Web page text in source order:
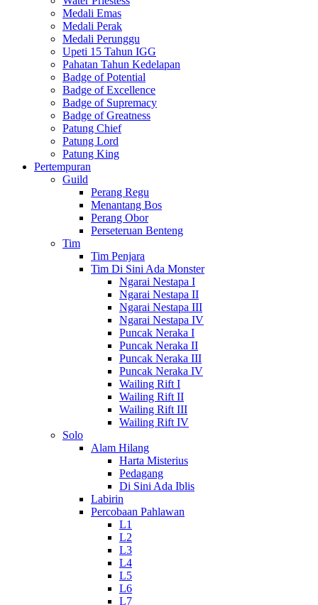
Medali Emas
Medali Perak
Medali Perunggu
Upeti 15 Tahun IGG
Pahatan Tahun Kedelapan
Badge of Potential
Badge of Excellence
Badge of Supremacy
Badge of Greatness
Patung Chief
Patung Lord
Patung King
Pertempuran
Guild
Perang Regu
Menantang Bos
Perang Obor
Perseteruan Benteng
Tim
Tim Penjara
Tim Di Sini Ada Monster
Ngarai Nestapa I
Ngarai Nestapa II
Ngarai Nestapa III
Ngarai Nestapa IV
Puncak Neraka I
Puncak Neraka II
Puncak Neraka III
Puncak Neraka IV
Wailing Rift I
Wailing Rift II
Wailing Rift III
Wailing Rift IV
Solo
Alam Hilang
Harta Misterius
Pedagang
Di Sini Ada Iblis
Labirin
Percobaan Pahlawan
L1
L2
L3
L4
L5
L6
L7